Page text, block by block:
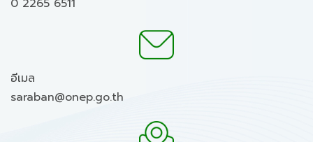
0 2265 6511
อีเมล
saraban@onep.go.th